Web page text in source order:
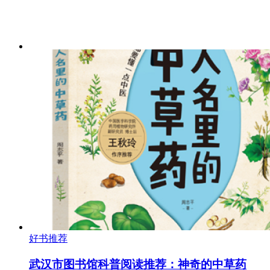
好书推荐
武汉市图书馆科普阅读推荐：神奇的中草药